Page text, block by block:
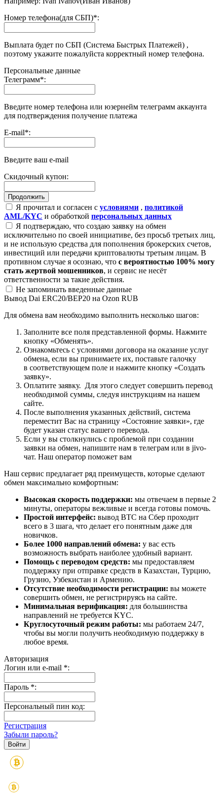
Номер телефона(для СБП)*:
Выплата будет по СБП (Система Быстрых Платежей) ,
поэтому укажите пожалуйста корректный номер телефона.
Персональные данные
Телеграмм*:
Введите номер телефона или юзернейм телеграмм аккаунта
для подтверждения получение платежа
E-mail*:
Введите ваш e-mail
Скидочный купон:
Я прочитал и согласен с условиями , политикой
AML/KYC и обработкой персональных данных
Я подтверждаю, что создаю заявку на обмен
исключительно по своей инициативе, без просьб третьих лиц,
и не использую средства для пополнения брокерских счетов,
инвестиций или передачи криптовалюты третьим лицам. В
противном случае я осознаю, что с вероятностью 100% могу
стать жертвой мошенников, и сервис не несёт
ответственности за такие действия.
Не запоминать введенные данные
Вывод Dai ERC20/BEP20 на Ozon RUB
Для обмена вам необходимо выполнить несколько шагов:
Заполните все поля представленной формы. Нажмите
кнопку «Обменять».
Ознакомьтесь с условиями договора на оказание услуг
обмена, если вы принимаете их, поставьте галочку
в соответствующем поле и нажмите кнопку «Создать
заявку».
Оплатите заявку. Для этого следует совершить перевод
необходимой суммы, следуя инструкциям на нашем
сайте.
После выполнения указанных действий, система
переместит Вас на страницу «Состояние заявки», где
будет указан статус вашего перевода.
Если у вы столкнулись с проблемой при создании
заявки на обмен, напишите нам в телеграм или в jivo-
чат. Наш оператор поможет вам
Наш сервис предлагает ряд преимуществ, которые сделают
обмен максимально комфортным:
Высокая скорость поддержки: мы отвечаем в первые 2
минуты, операторы вежливые и всегда готовы помочь.
Простой интерфейс: вывод BTC на Сбер проходит
всего в 3 шага, что делает его понятным даже для
новичков.
Более 1000 направлений обмена: у вас есть
возможность выбрать наиболее удобный вариант.
Помощь с переводом средств: мы предоставляем
поддержку при отправке средств в Казахстан, Турцию,
Грузию, Узбекистан и Армению.
Отсутствие необходимости регистрации: вы можете
совершить обмен, не регистрируясь на сайте.
Минимальная верификация: для большинства
направлений не требуется KYC.
Круглосуточный режим работы: мы работаем 24/7,
чтобы вы могли получить необходимую поддержку в
любое время.
Авторизация
Логин или e-mail *:
Пароль *:
Персональный пин код:
Регистрация
Забыли пароль?